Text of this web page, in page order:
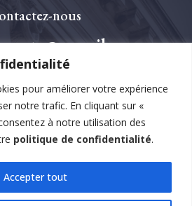
pour améliorer votre expérience
notre trafic. En cliquant sur «
à notre utilisation des
politique de confidentialité.
Accepter tout
nous